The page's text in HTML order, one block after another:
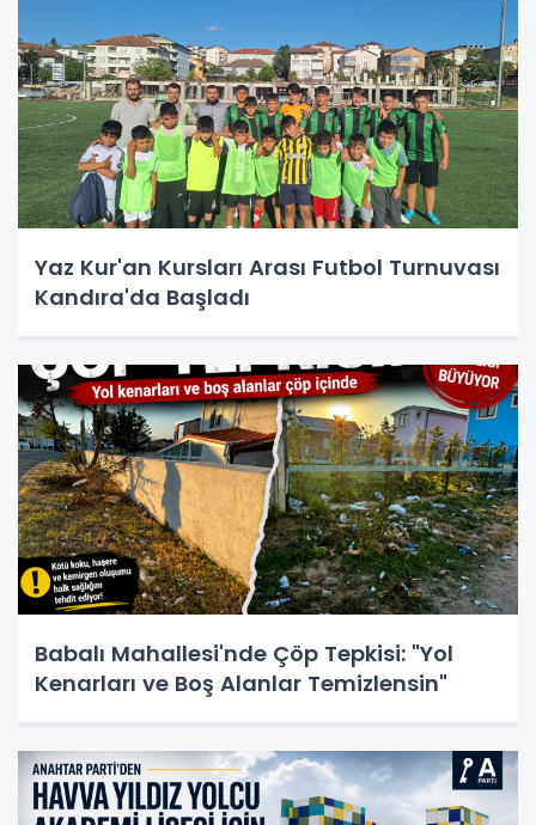
Yaz Kur'an Kursları Arası Futbol Turnuvası
Kandıra'da Başladı
Babalı Mahallesi'nde Çöp Tepkisi: "Yol
Kenarları ve Boş Alanlar Temizlensin"